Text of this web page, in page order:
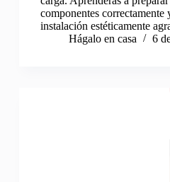
componentes correctamente
instalación estéticamente
Hágalo en casa
6